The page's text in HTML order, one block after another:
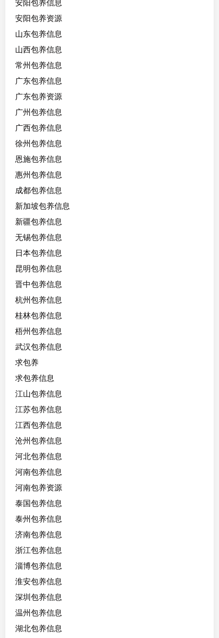
安阳包养信息
安阳包养资源
山东包养信息
山西包养信息
常州包养信息
广东包养信息
广东包养资源
广州包养信息
广西包养信息
徐州包养信息
恩施包养信息
惠州包养信息
成都包养信息
新加坡包养信息
新疆包养信息
无锡包养信息
日本包养信息
昆明包养信息
晋中包养信息
杭州包养信息
桂林包养信息
梧州包养信息
武汉包养信息
求包养
求包养信息
江山包养信息
江苏包养信息
江西包养信息
沧州包养信息
河北包养信息
河南包养信息
河南包养资源
泰国包养信息
泰州包养信息
济南包养信息
浙江包养信息
淄博包养信息
淮安包养信息
深圳包养信息
温州包养信息
湖北包养信息